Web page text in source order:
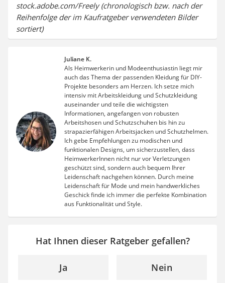
stock.adobe.com/Freely (chronologisch bzw. nach der
Reihenfolge der im Kaufratgeber verwendeten Bilder
sortiert)
Juliane K.
Als Heimwerkerin und Modeenthusiastin liegt mir
auch das Thema der passenden Kleidung für DIY-
Projekte besonders am Herzen. Ich setze mich
intensiv mit Arbeitskleidung und Schutzkleidung
auseinander und teile die wichtigsten
Informationen, angefangen von robusten
Arbeitshosen und Schutzschuhen bis hin zu
strapazierfähigen Arbeitsjacken und Schutzhelmen.
Ich gebe Empfehlungen zu modischen und
funktionalen Designs, um sicherzustellen, dass
HeimwerkerInnen nicht nur vor Verletzungen
geschützt sind, sondern auch bequem Ihrer
Leidenschaft nachgehen können. Durch meine
Leidenschaft für Mode und mein handwerkliches
Geschick finde ich immer die perfekte Kombination
aus Funktionalität und Style.
Hat Ihnen dieser Ratgeber gefallen?
Ja Nein